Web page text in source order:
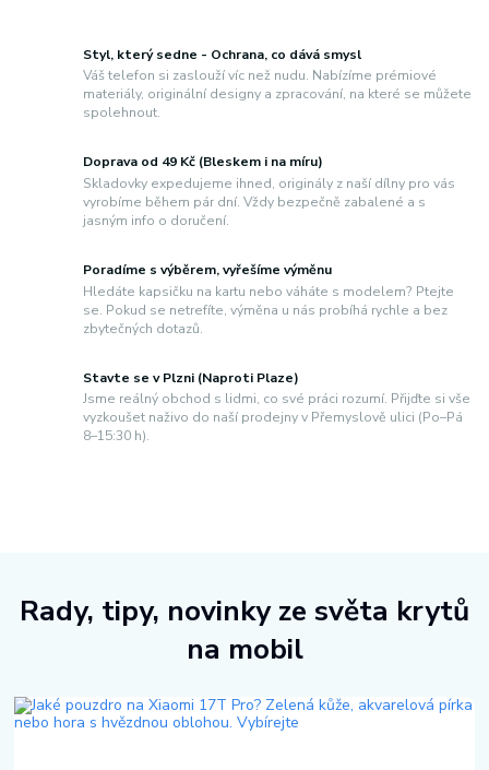
Styl, který sedne - Ochrana, co dává smysl
Váš telefon si zaslouží víc než nudu. Nabízíme prémiové
materiály, originální designy a zpracování, na které se můžete
spolehnout.
Doprava od 49 Kč (Bleskem i na míru)
Skladovky expedujeme ihned, originály z naší dílny pro vás
vyrobíme během pár dní. Vždy bezpečně zabalené a s
jasným info o doručení.
Poradíme s výběrem, vyřešíme výměnu
Hledáte kapsičku na kartu nebo váháte s modelem? Ptejte
se. Pokud se netrefíte, výměna u nás probíhá rychle a bez
zbytečných dotazů.
Stavte se v Plzni (Naproti Plaze)
Jsme reálný obchod s lidmi, co své práci rozumí. Přijďte si vše
vyzkoušet naživo do naší prodejny v Přemyslově ulici (Po–Pá
8–15:30 h).
Rady, tipy, novinky ze světa krytů
na mobil